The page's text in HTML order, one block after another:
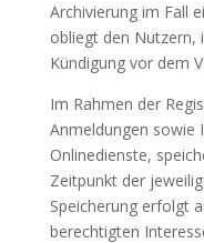
Archivierung im Fall
obliegt den Nutzern,
Kündigung vor dem
Im Rahmen der
Anmeldungen sowie
Onlinedienste,
Zeitpunkt der
Speicherung erfolgt
berechtigten